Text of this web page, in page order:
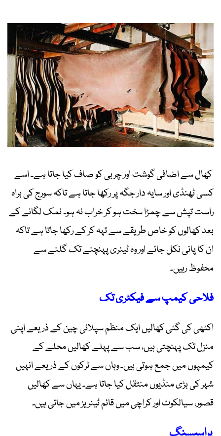
کھال سے اضافی گوشت اور چربی کو صاف کیا جاتا ہے۔ اسے
کسی ٹھنڈی اور سایہ دار جگہ پر رکھا جاتا ہے تاکہ سورج کی براہ
راست تپش سے چمڑا سخت ہو کر خراب نہ ہو۔ نمک لگانے کے
بعد کھالوں کو خاص طریقے سے تہہ کر کے رکھا جاتا ہے تاکہ
ان کا پانی نکل جائے اور وہ ٹینری پہنچنے تک گلنے سے
محفوظ رہیں۔
فلاحی کیمپ سے فیکٹری تک
اکٹھی کی گئی کھالیں ایک منظم سپلائی چین کے ذریعے اپنی
منزل تک پہنچتی ہیں، سب سے پہلے کھالیں محلے کے
کیمپوں میں جمع ہوتی ہیں۔ وہاں سے ٹرکوں کے ذریعے انہیں
شہر کی بڑی منڈیوں منتقل کیا جاتا ہے۔ یہاں سے کھالیں
قصور، سیالکوٹ اور کراچی میں قائم ٹینریز میں جاتی ہیں۔